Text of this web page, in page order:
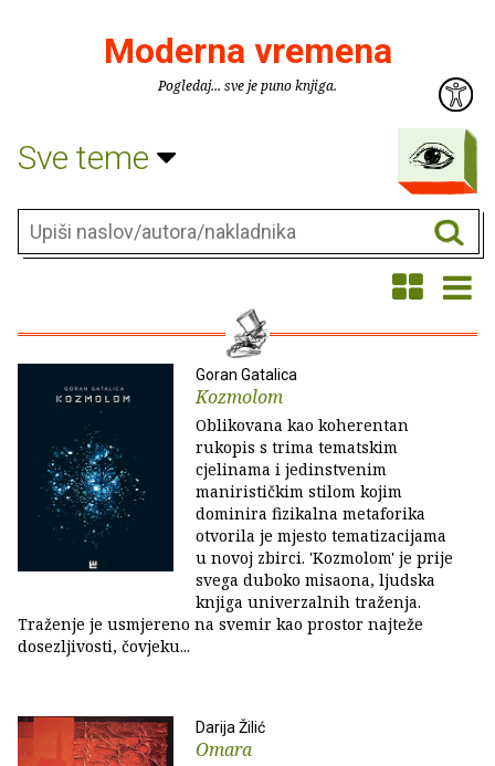
Moderna vremena
Pogledaj... sve je puno knjiga.
Sve teme
Goran Gatalica
Kozmolom
Oblikovana kao koherentan
rukopis s trima tematskim
cjelinama i jedinstvenim
manirističkim stilom kojim
dominira fizikalna metaforika
otvorila je mjesto tematizacijama
u novoj zbirci. 'Kozmolom' je prije
svega duboko misaona, ljudska
knjiga univerzalnih traženja.
Traženje je usmjereno na svemir kao prostor najteže
dosezljivosti, čovjeku...
Darija Žilić
Omara